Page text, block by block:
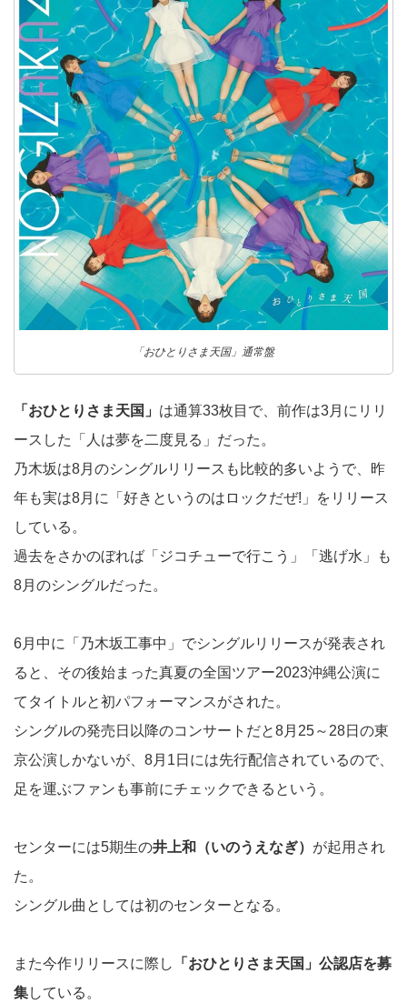
「おひとりさま天国」通常盤
「おひとりさま天国」 は通算33枚目で、前作は3月にリリ
ースした「人は夢を二度見る」だった。
乃木坂は8月のシングルリリースも比較的多いようで、昨
年も実は8月に「好きというのはロックだぜ!」をリリース
している。
過去をさかのぼれば「ジコチューで行こう」「逃げ水」も
8月のシングルだった。
6月中に「乃木坂工事中」でシングルリリースが発表され
ると、その後始まった真夏の全国ツアー2023沖縄公演に
てタイトルと初パフォーマンスがされた。
シングルの発売日以降のコンサートだと8月25～28日の東
京公演しかないが、8月1日には先行配信されているので、
足を運ぶファンも事前にチェックできるという。
センターには5期生の井上和（いのうえなぎ） が起用され
た。
シングル曲としては初のセンターとなる。
また今作リリースに際し
「おひとりさま天国」公認店を募
集している。